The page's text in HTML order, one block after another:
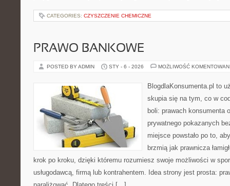
CATEGORIES: CZYSZCZENIE CHEMICZNE
PRAWO BANKOWE
POSTED BY ADMIN STY - 6 - 2026 MOŻLIWOŚĆ
BlogdlaKonsumenta.pl to
skupia się na tym, co w
boli: prawach konsumenta
prywatnego pokazanych
miejsce powstało po to,
brzmią jak prawnicza
krok po kroku, dzięki któremu rozumiesz swoje możliwości w
usługodawcą, firmą lub kontrahentem. Idea strony jest prosta: